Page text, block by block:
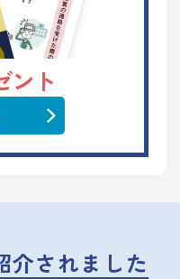
ント
介されました